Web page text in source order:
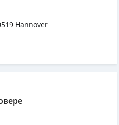
Hannover